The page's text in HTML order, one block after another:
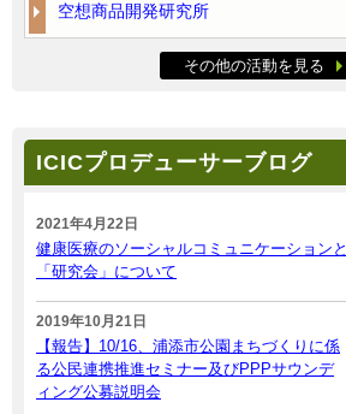
空想商品開発研究所
その他の活動を見る
ICICプロデューサーブログ
2021年4月22日
健康医療のソーシャルコミュニケーションと
「研究会」について
2019年10月21日
【報告】10/16、浦添市公園まちづくりに係
る公民連携推進セミナー及びPPPサウンデ
ィング公募説明会